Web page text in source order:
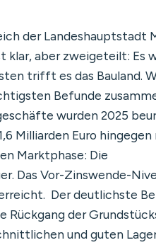
der Landeshauptstadt
klar, aber zweigeteilt: Es
trifft es das Bauland.
Befunde
wurden 2025
Milliarden Euro hingegen
Marktphase: Die
Das Vor-Zinswende-
Der deutlichste
der
und guten